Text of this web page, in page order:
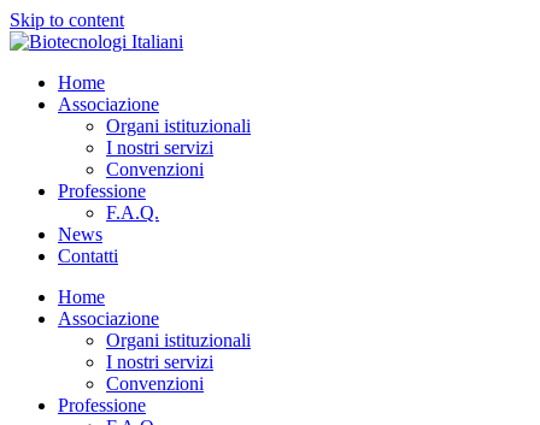
Skip to content
Home
Associazione
Organi istituzionali
I nostri servizi
Convenzioni
Professione
F.A.Q.
News
Contatti
Home
Associazione
Organi istituzionali
I nostri servizi
Convenzioni
Professione